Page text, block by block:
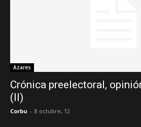
Azares
Crónica preelectoral,
(II)
Corbu - 8 octubre, 12